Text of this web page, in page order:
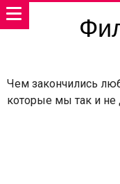
Чем закончились
которые мы так и не